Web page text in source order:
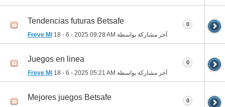
Tendencias futuras Betsafe
آخر مشاركة بواسطة Freve Ml 18 - 6 - 2025 09:28 AM
0
Juegos en linea
آخر مشاركة بواسطة Freve Ml 18 - 6 - 2025 05:21 AM
0
Mejores juegos Betsafe 0